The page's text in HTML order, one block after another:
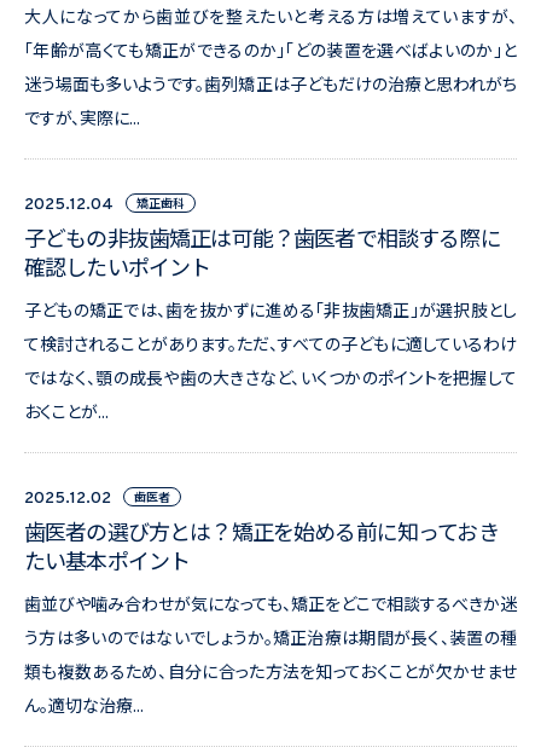
大人になってから歯並びを整えたいと考える方は増えていますが、
「年齢が高くても矯正ができるのか」「どの装置を選べばよいのか」と
迷う場面も多いようです。歯列矯正は子どもだけの治療と思われがち
ですが、実際に...
2025.12.04 矯正歯科
子どもの非抜歯矯正は可能？歯医者で相談する際に
確認したいポイント
子どもの矯正では、歯を抜かずに進める「非抜歯矯正」が選択肢とし
て検討されることがあります。ただ、すべての子どもに適しているわけ
ではなく、顎の成長や歯の大きさなど、いくつかのポイントを把握して
おくことが...
2025.12.02 歯医者
歯医者の選び方とは？矯正を始める前に知っておき
たい基本ポイント
歯並びや噛み合わせが気になっても、矯正をどこで相談するべきか迷
う方は多いのではないでしょうか。矯正治療は期間が長く、装置の種
類も複数あるため、自分に合った方法を知っておくことが欠かせませ
ん。適切な治療...